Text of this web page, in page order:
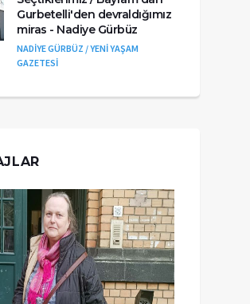
Gurbetelli'den devraldığımız
miras - Nadiye Gürbüz
NADİYE GÜRBÜZ / YENİ YAŞAM
GAZETESİ